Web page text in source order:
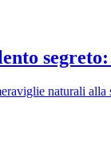
naturali alla